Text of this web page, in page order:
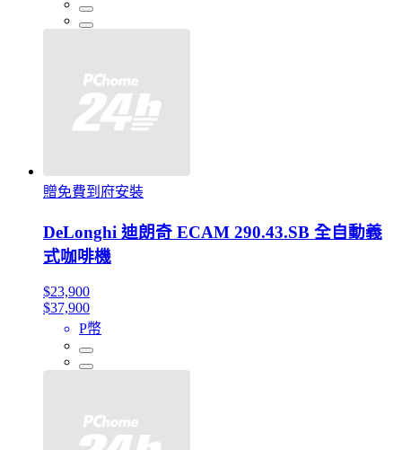
贈免費到府安裝
DeLonghi 迪朗奇 ECAM 290.43.SB 全自動義
式咖啡機
$23,900
$37,900
P幣